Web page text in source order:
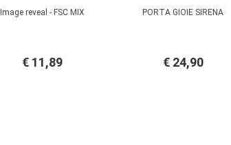
Image reveal - FSC MIX
€ 11,89
PORTA GIOIE SIRENA
€ 24,90